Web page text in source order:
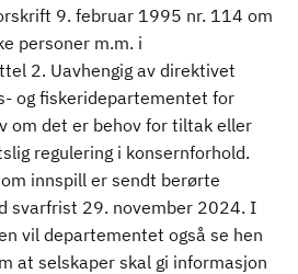
9. februar 1995 nr. 114 om
personer m.m. i
2. Uavhengig av direktivet
og fiskeridepartementet for
om det er behov for tiltak eller
regulering i konsernforhold.
innspill er sendt berørte
svarfrist 29. november 2024. I
vil departementet også se hen
at selskaper skal gi informasjon